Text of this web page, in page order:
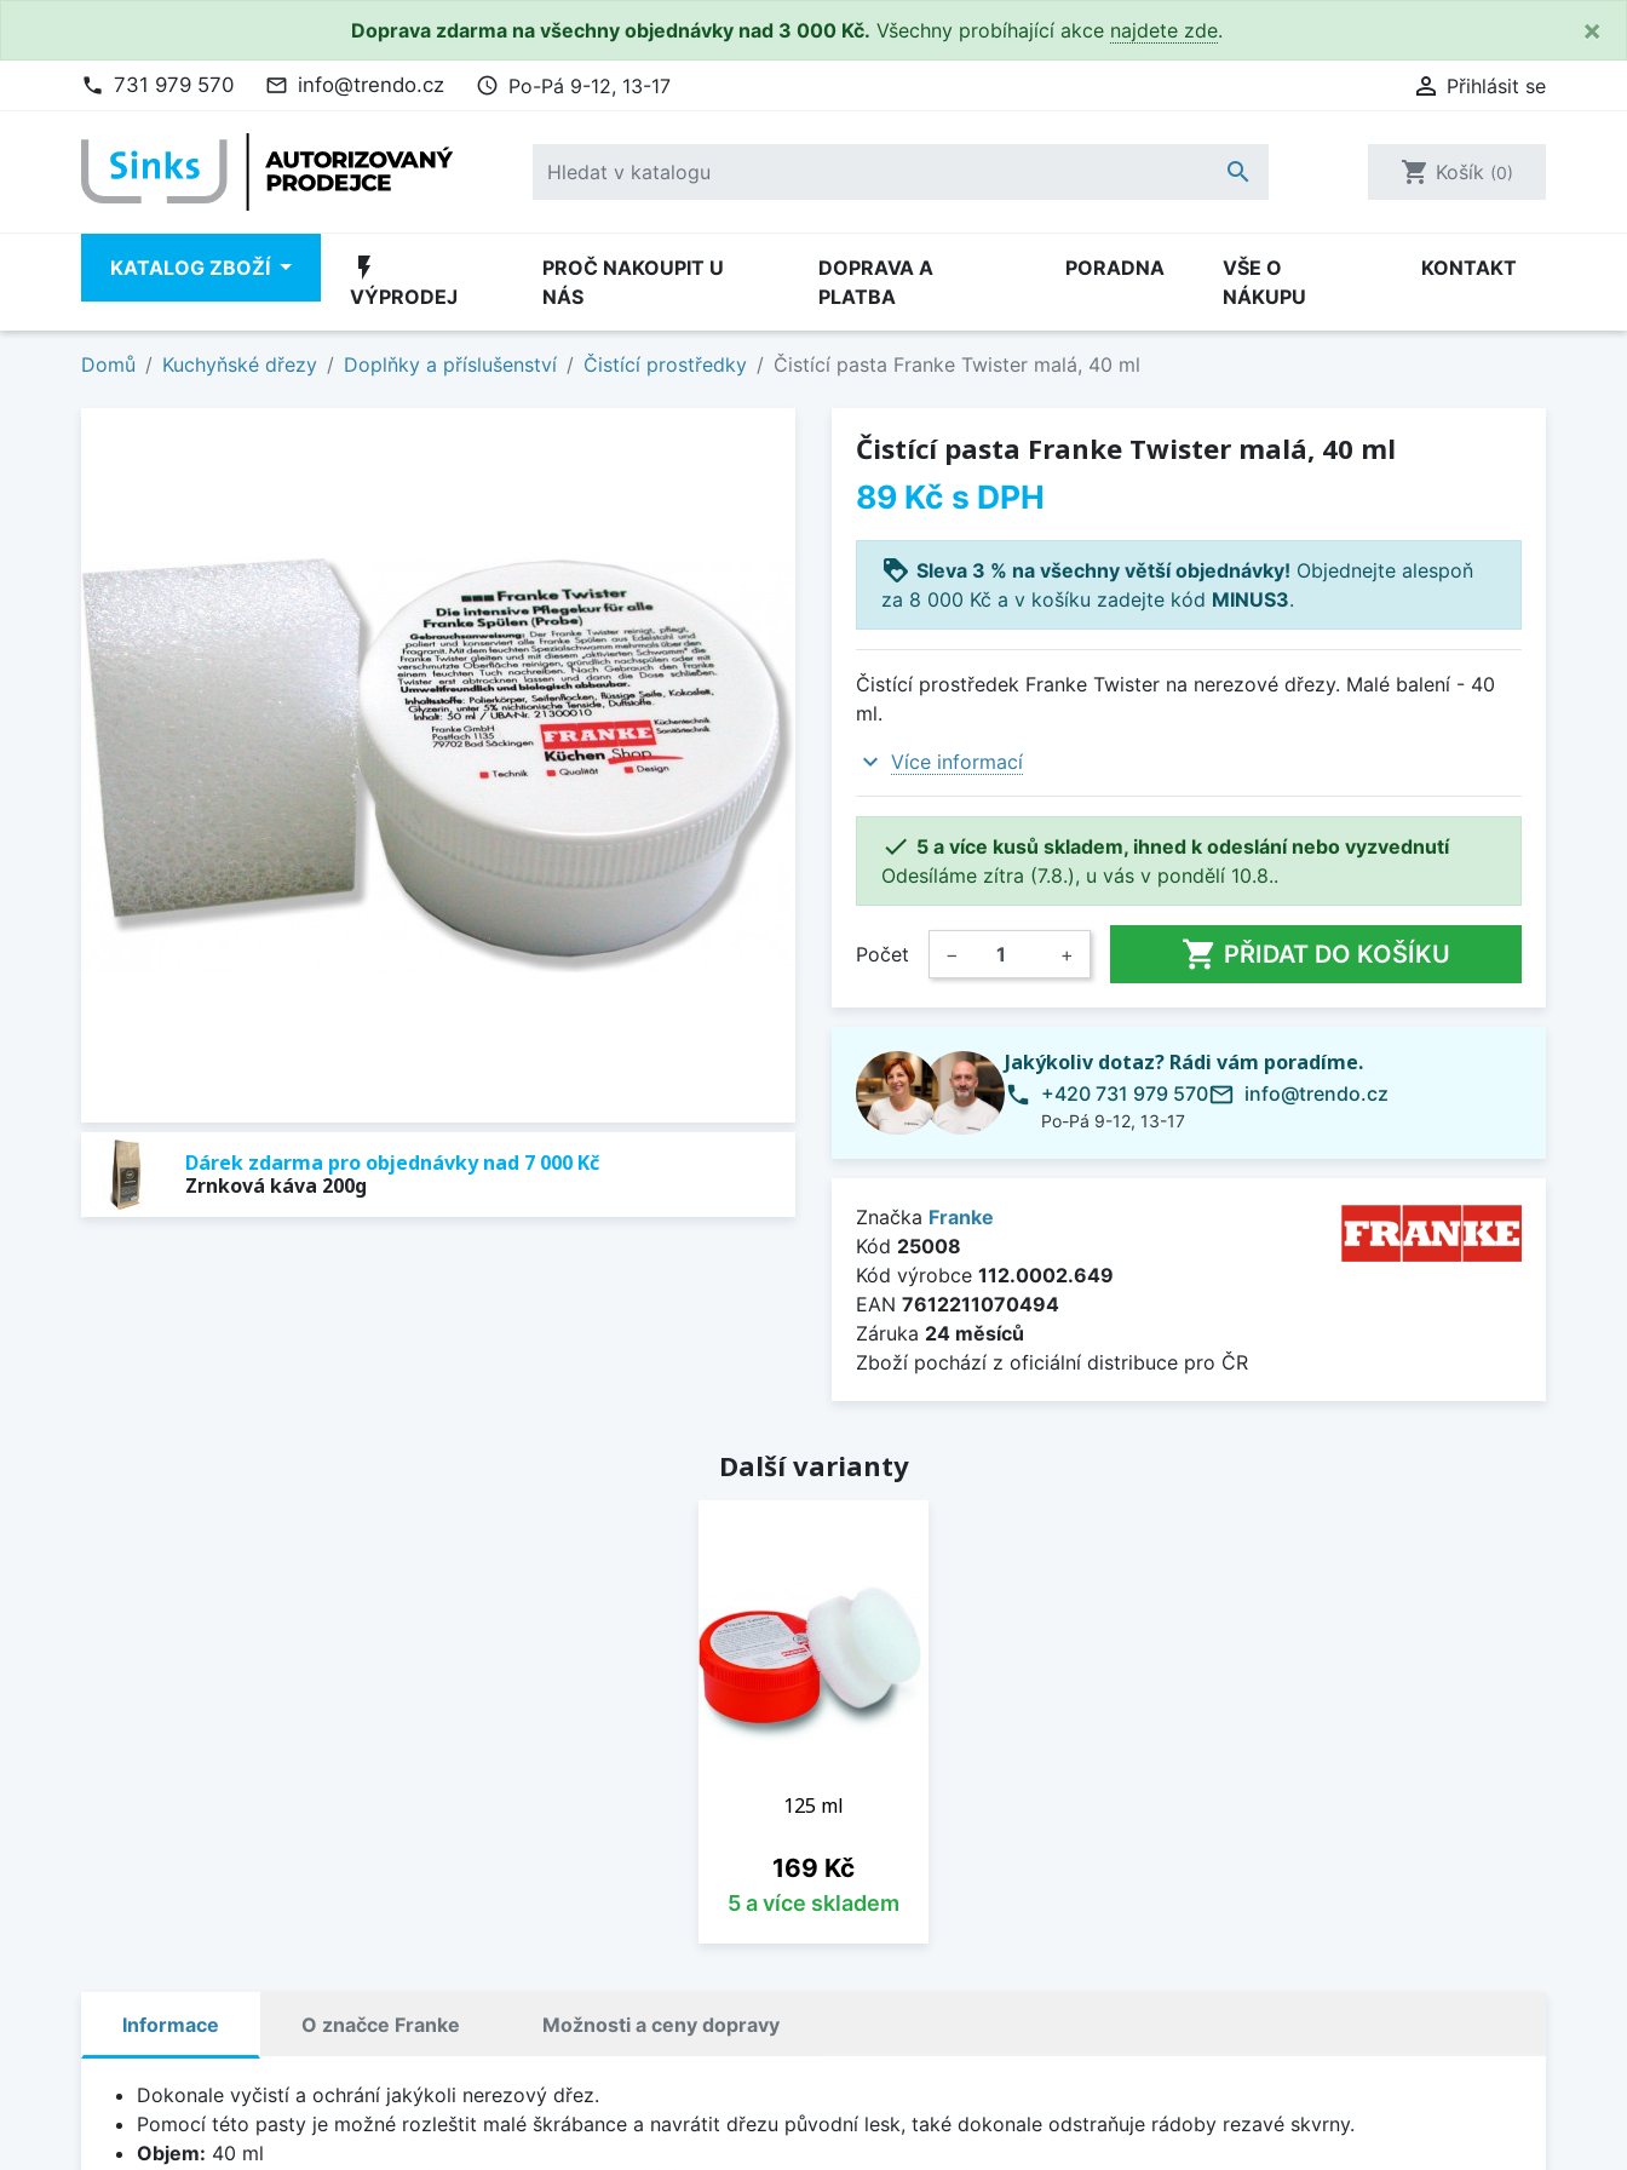
Doprava zdarma na všechny objednávky nad 3 000 Kč. Všechny probíhající akce najdete zde. ×
phone 731 979 570 mail_outline info@trendo.cz access_time Po-Pá 9-12, 13-17  Přihlásit se
 shopping_cart Košík (0)
KATALOG ZBOŽÍ flash_on
VÝPRODEJ
PROČ NAKOUPIT U
NÁS
DOPRAVA A
PLATBA
PORADNA
VŠE O
NÁKUPU
KONTAKT
Domů Kuchyňské dřezy Doplňky a příslušenství Čistící prostředky Čistící pasta Franke Twister malá, 40 ml
Dárek zdarma pro objednávky nad 7 000 Kč
Zrnková káva 200g
Čistící pasta Franke Twister malá, 40 ml
89 Kč s DPH
loyalty Sleva 3 % na všechny větší objednávky! Objednejte alespoň
za 8 000 Kč a v košíku zadejte kód MINUS3.
Čistící prostředek Franke Twister na nerezové dřezy. Malé balení - 40
ml.
expand_more Více informací
 5 a více kusů skladem, ihned k odeslání nebo vyzvednutí
Odesíláme zítra (7.8.), u vás v pondělí 10.8..
Počet − +  PŘIDAT DO KOŠÍKU
Jakýkoliv dotaz? Rádi vám poradíme.
phone +420 731 979 570
Po-Pá 9-12, 13-17
mail_outline info@trendo.cz
Značka Franke
Kód 25008
Kód výrobce 112.0002.649
EAN 7612211070494
Záruka 24 měsíců
Zboží pochází z oficiální distribuce pro ČR
Další varianty
125 ml
Cena
169 Kč
5 a více skladem
Informace O značce Franke Možnosti a ceny dopravy
Dokonale vyčistí a ochrání jakýkoli nerezový dřez.
Pomocí této pasty je možné rozleštit malé škrábance a navrátit dřezu původní lesk, také dokonale odstraňuje rádoby rezavé skvrny.
Objem: 40 ml